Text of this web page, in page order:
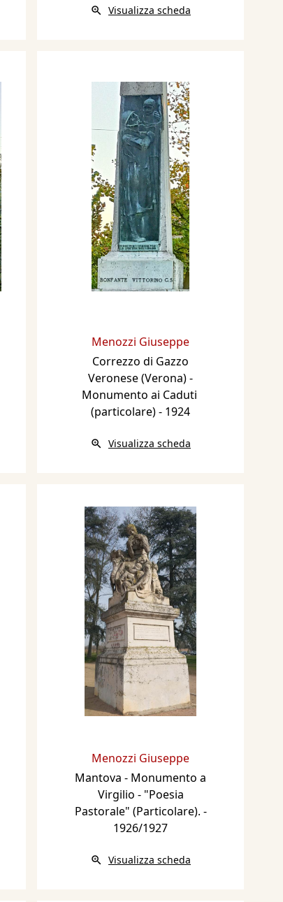
Visualizza scheda
Menozzi Giuseppe
Correzzo di Gazzo
Veronese (Verona) -
Monumento ai Caduti ​
(particolare)- 1924
Visualizza scheda
Menozzi Giuseppe
Mantova - Monumento a
Virgilio - "Poesia
Pastorale" (Particolare). -
1926/1927
Visualizza scheda